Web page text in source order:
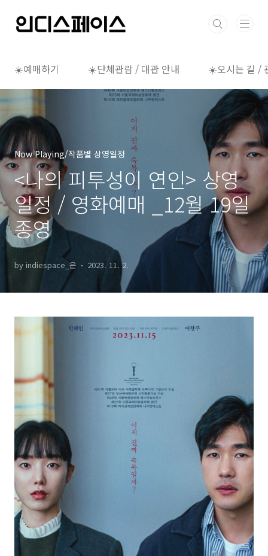
☀️예매하기 ☀️단체관람 / 대관 안내 ☀️오시는 길 /
Now Playing/작품별 상영일정
<나의 피투성이 연인> 상영
일정 / 영화예매 _12월 19일
종영
by indiespace_은 2023. 11. 2.